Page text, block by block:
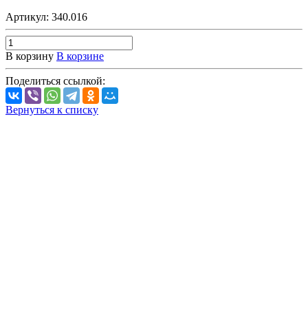
Артикул: 340.016
В корзину В корзине
Поделиться ссылкой:
Вернуться к списку